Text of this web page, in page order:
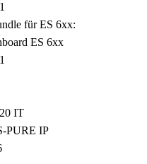
für ES 6xx:
ES 6xx
IT
PURE IP